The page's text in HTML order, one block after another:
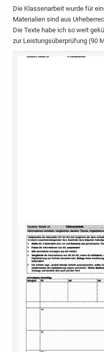
Die Klassenarbeit wurde für
Materialien sind aus
Die Texte habe ich so weit
zur Leistungsüberprüfung (90